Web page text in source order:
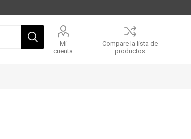
Mi
cuenta
Compare la lista de
productos